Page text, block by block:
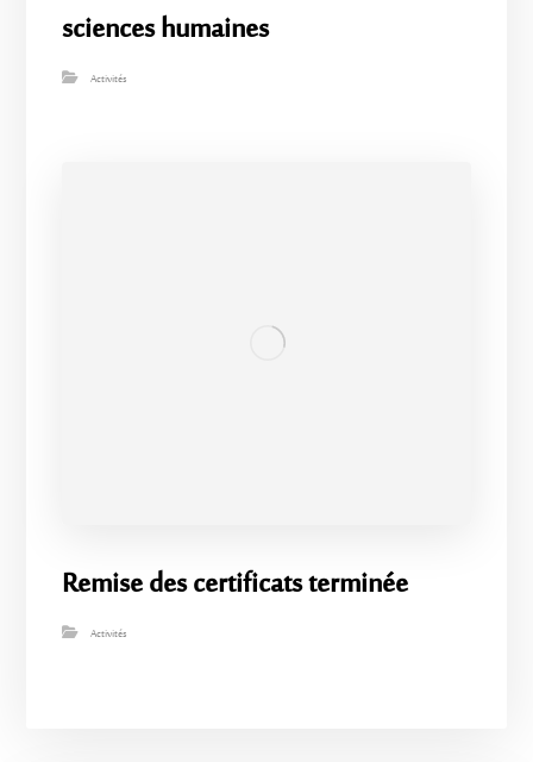
sciences humaines
Activités
Remise des certificats terminée
Activités